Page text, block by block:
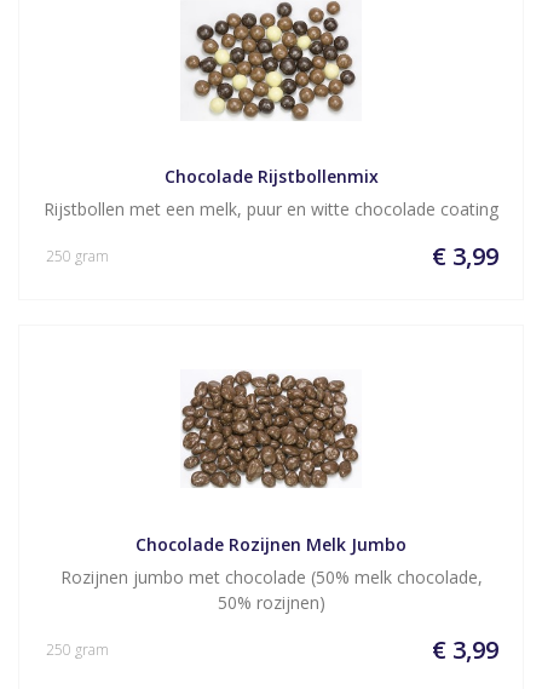
Chocolade Rijstbollenmix
Rijstbollen met een melk, puur en witte chocolade coating
€ 3,99
250 gram
Chocolade Rozijnen Melk Jumbo
Rozijnen jumbo met chocolade (50% melk chocolade,
50% rozijnen)
€ 3,99
250 gram